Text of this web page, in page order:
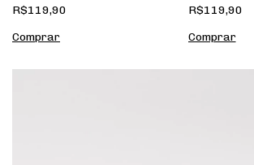
R$119,90
R$119,90